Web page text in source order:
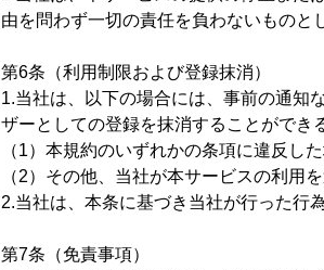
由を問わず一切の責任を負わないものと
第6条（利用制限および登録抹消）
1.当社は、以下の場合には、事前の通知
ザーとしての登録を抹消することができ
（1）本規約のいずれかの条項に違反し
（2）その他、当社が本サービスの利用
2.当社は、本条に基づき当社が行った行
第7条（免責事項）